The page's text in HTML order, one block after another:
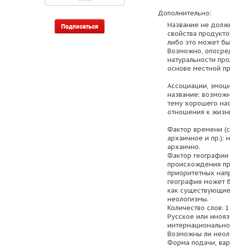
Дополнительно:
Название не
свойства
либо это может
Возможно,
натуральности
основе местной
Ассоциации,
название:
тему хорошего
отношения к
Фактор времени
архаичное и пр.):
архаично.
Фактор географии
происхождения
приоритетных
география может
как
неологизмы.
Количество слов:
Русское или
Возможны ли
Форма подачи,